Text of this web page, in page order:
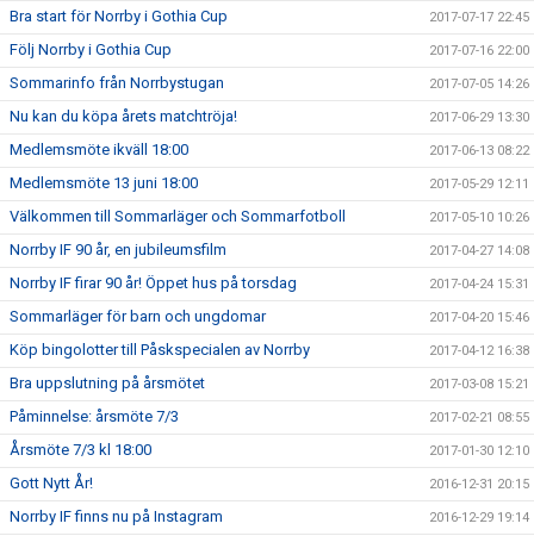
Bra start för Norrby i Gothia Cup 2017-07-17 22:45
Följ Norrby i Gothia Cup 2017-07-16 22:00
Sommarinfo från Norrbystugan 2017-07-05 14:26
Nu kan du köpa årets matchtröja! 2017-06-29 13:30
Medlemsmöte ikväll 18:00 2017-06-13 08:22
Medlemsmöte 13 juni 18:00 2017-05-29 12:11
Välkommen till Sommarläger och Sommarfotboll 2017-05-10 10:26
Norrby IF 90 år, en jubileumsfilm 2017-04-27 14:08
Norrby IF firar 90 år! Öppet hus på torsdag 2017-04-24 15:31
Sommarläger för barn och ungdomar 2017-04-20 15:46
Köp bingolotter till Påskspecialen av Norrby 2017-04-12 16:38
Bra uppslutning på årsmötet 2017-03-08 15:21
Påminnelse: årsmöte 7/3 2017-02-21 08:55
Årsmöte 7/3 kl 18:00 2017-01-30 12:10
Gott Nytt År! 2016-12-31 20:15
Norrby IF finns nu på Instagram 2016-12-29 19:14